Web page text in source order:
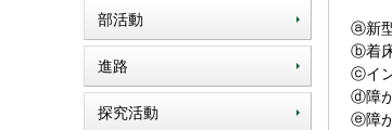
部活動
進路
探究活動
ⓐ新
ⓑ着
ⓒイ
ⓓ障
ⓔ障